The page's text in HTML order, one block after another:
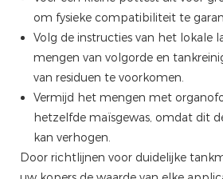
om fysieke compatibiliteit te
Volg de instructies van het lokale
mengen van volgorde en
van residuen te voorkomen.
Vermijd het mengen met
hetzelfde maïsgewas, omdat dit
kan verhogen.
Door richtlijnen voor duidelijke